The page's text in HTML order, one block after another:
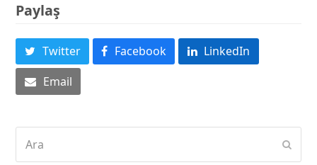
Paylaş
Twitter Facebook
LinkedIn
Email